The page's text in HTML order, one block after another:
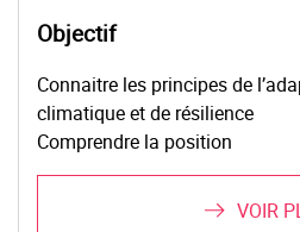
Objectif
Connaitre les principes de
climatique et de résilience
Comprendre la position
VOIR